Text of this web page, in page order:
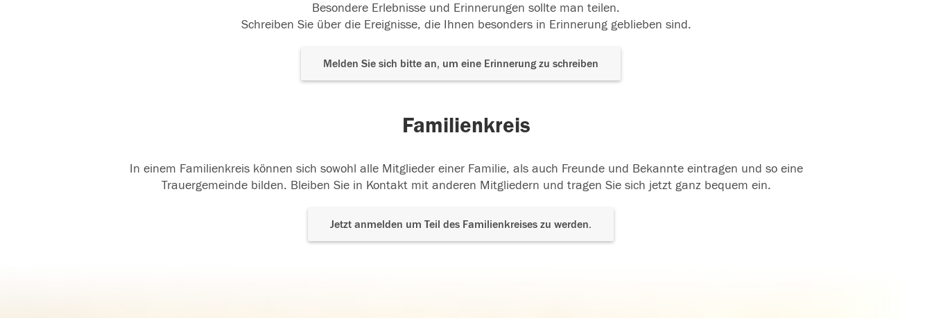
Besondere Erlebnisse und Erinnerungen sollte man teilen.
Schreiben Sie über die Ereignisse, die Ihnen besonders in Erinnerung geblieben sind.
Melden Sie sich bitte an, um eine Erinnerung zu schreiben
Familienkreis
In einem Familienkreis können sich sowohl alle Mitglieder einer Familie, als auch Freunde und Bekannte eintragen und so eine
Trauergemeinde bilden. Bleiben Sie in Kontakt mit anderen Mitgliedern und tragen Sie sich jetzt ganz bequem ein.
Jetzt anmelden um Teil des Familienkreises zu werden.